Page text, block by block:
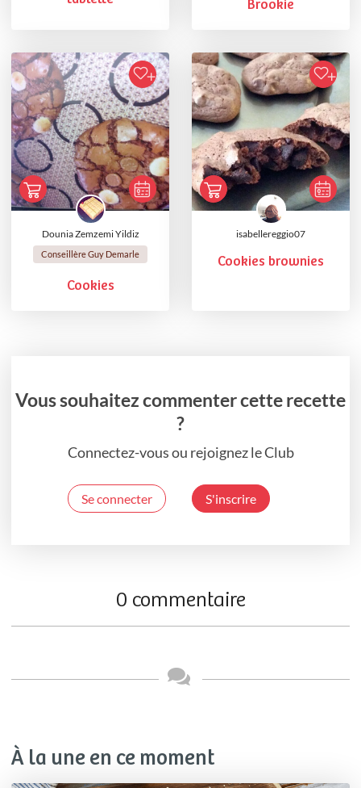
Brookie
Dounia Zemzemi Yildiz
Conseillère Guy Demarle
Cookies
isabellereggio07
Cookies brownies
Vous souhaitez commenter cette recette
?
Connectez-vous ou rejoignez le Club
Se connecter S'inscrire
0 commentaire
À la une en ce moment